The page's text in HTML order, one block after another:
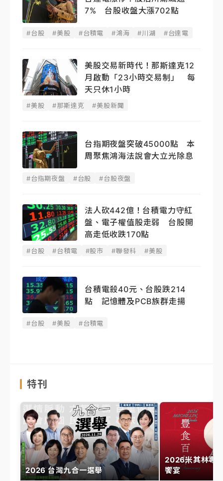
7% 台股收盤大漲702點
#台股 #美股 #台積電 #鴻海 #川湖 #台達電
美股交易新時代！那斯達克12
月啟動「23小時交易制」 每
天只休1小時
#美股 #那斯達克 #美股新聞
台指期夜盤突破45000點 本
周聚焦鴻海法說會大立光除息
#台指期夜盤 #台股 #台股夜盤
法人砍442億！台積電力守紅
盤、電子權值股走弱 台股開
高走低收跌170點
#台股 #台積電 #股市 #聯發科 #美股
台積電殺40元、台股跌214
點 記憶體及PCB族群走揚
#台股 #美股 #台積電
特刊
2026 台灣九合一選舉
2026米其林專
饗宴